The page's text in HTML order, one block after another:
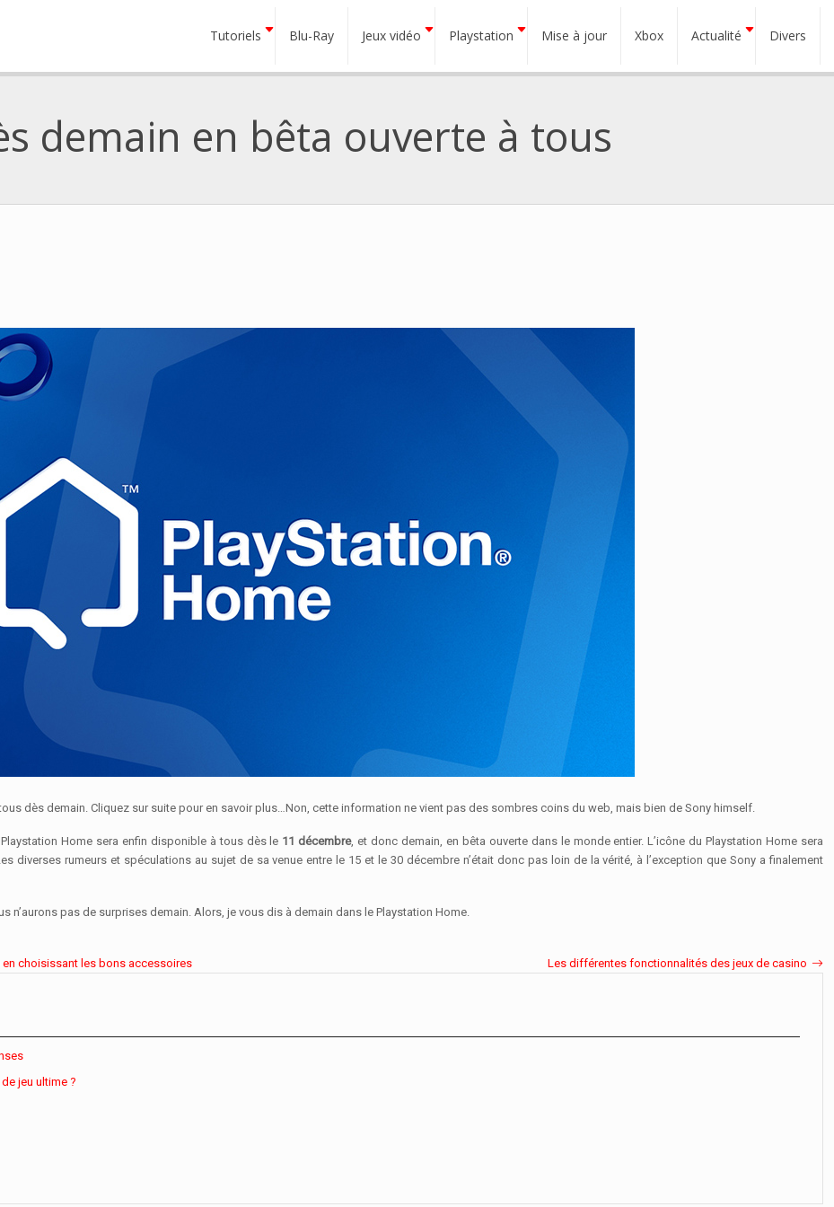
Tutoriels Blu-Ray Jeux vidéo Playstation Mise à jour Xbox Actualité Divers
demain en bêta ouverte à tous
dès demain. Cliquez sur suite pour en savoir plus…Non, cette information ne vient pas des sombres coins du web, mais bien de Sony himself.
Home sera enfin disponible à tous dès le 11 décembre, et donc demain, en bêta ouverte dans le monde entier. L’icône du Playstation Home sera
diverses rumeurs et spéculations au sujet de sa venue entre le 15 et le 30 décembre n’était donc pas loin de la vérité, à l’exception que Sony a finalement
pas de surprises demain. Alors, je vous dis à demain dans le Playstation Home.
en choisissant les bons accessoires Les différentes fonctionnalités des jeux de casino
jeu ultime ?